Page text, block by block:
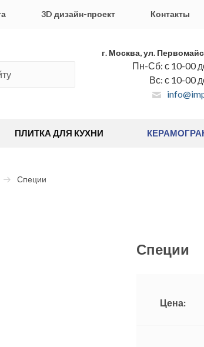
3D дизайн-проект Контакты
г. Москва, ул.
Пн-Сб: с 10-00
Вс: с 10-00
ПЛИТКА ДЛЯ КУХНИ
Специи
Специи
Цена: